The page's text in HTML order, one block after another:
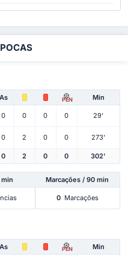
As PEN Min
0 0 0 0 29'
0 2 0 0 273'
0 2 0 0 302'
Marcações / 90 min
0 Marcações
As PEN Min